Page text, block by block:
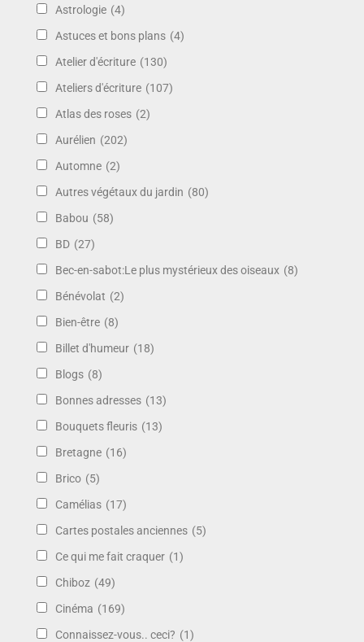
Astrologie (4)
Astuces et bons plans (4)
Atelier d'écriture (130)
Ateliers d'écriture (107)
Atlas des roses (2)
Aurélien (202)
Automne (2)
Autres végétaux du jardin (80)
Babou (58)
BD (27)
Bec-en-sabot:Le plus mystérieux des oiseaux (8)
Bénévolat (2)
Bien-être (8)
Billet d'humeur (18)
Blogs (8)
Bonnes adresses (13)
Bouquets fleuris (13)
Bretagne (16)
Brico (5)
Camélias (17)
Cartes postales anciennes (5)
Ce qui me fait craquer (1)
Chiboz (49)
Cinéma (169)
Connaissez-vous.. ceci? (1)